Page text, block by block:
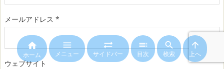
メールアドレス *
ウェブサイト

ホーム

メニュー

サイドバー

目次

検索

上へ